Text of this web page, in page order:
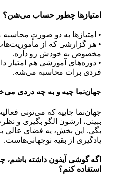
امتیازها چطور حساب می‌شن؟
• امتیازها به دو صورت
• هر گزارشی که از
مخصوص به خودش رو داره.
• دوره‌های آموزشی هم امتیاز
فردی برات محاسبه می‌شه.
جهان‌نما چیه و به چه دردی
جهان‌نما جاییه که می‌تونی
ببینی، ازشون الگو بگیری و
بگی. این بخش، یه فضای عالی
یادگیری از بقیه نوجهانی‌هاست.
اگه گوشی آیفون داشته باشم،
استفاده کنم؟